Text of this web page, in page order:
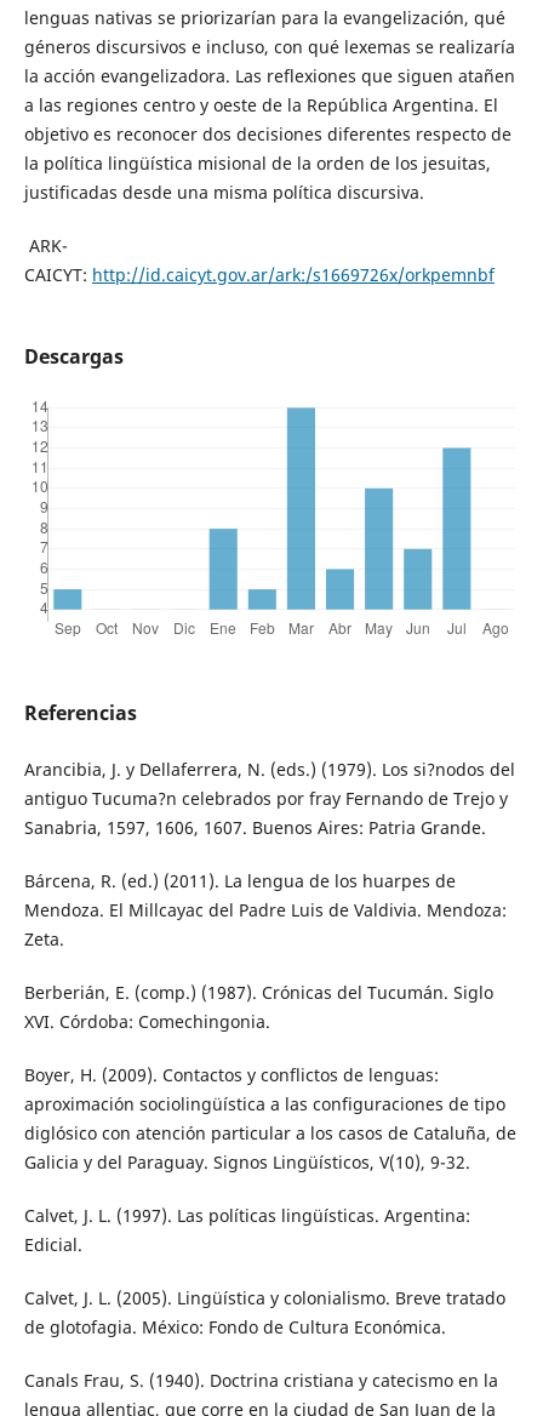
lenguas nativas se priorizarían para la evangelización, qué
géneros discursivos e incluso, con qué lexemas se realizaría
la acción evangelizadora. Las reflexiones que siguen atañen
a las regiones centro y oeste de la República Argentina. El
objetivo es reconocer dos decisiones diferentes respecto de
la política lingüística misional de la orden de los jesuitas,
justificadas desde una misma política discursiva.
ARK-
CAICYT: http://id.caicyt.gov.ar/ark:/s1669726x/orkpemnbf
Descargas
Referencias
Arancibia, J. y Dellaferrera, N. (eds.) (1979). Los si?nodos del
antiguo Tucuma?n celebrados por fray Fernando de Trejo y
Sanabria, 1597, 1606, 1607. Buenos Aires: Patria Grande.
Bárcena, R. (ed.) (2011). La lengua de los huarpes de
Mendoza. El Millcayac del Padre Luis de Valdivia. Mendoza:
Zeta.
Berberián, E. (comp.) (1987). Crónicas del Tucumán. Siglo
XVI. Córdoba: Comechingonia.
Boyer, H. (2009). Contactos y conflictos de lenguas:
aproximación sociolingüística a las configuraciones de tipo
diglósico con atención particular a los casos de Cataluña, de
Galicia y del Paraguay. Signos Lingüísticos, V(10), 9-32.
Calvet, J. L. (1997). Las políticas lingüísticas. Argentina:
Edicial.
Calvet, J. L. (2005). Lingüística y colonialismo. Breve tratado
de glotofagia. México: Fondo de Cultura Económica.
Canals Frau, S. (1940). Doctrina cristiana y catecismo en la
lengua allentiac, que corre en la ciudad de San Juan de la